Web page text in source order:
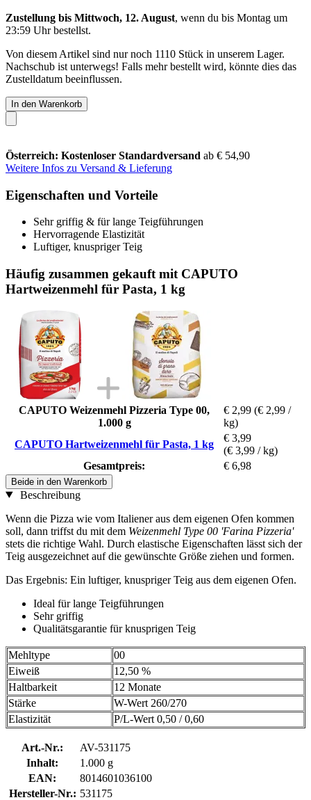
Zustellung bis Mittwoch, 12. August, wenn du bis Montag um
23:59 Uhrbestellst.
Von diesem Artikel sind nur noch 1110 Stück in unserem Lager.
Nachschub ist unterwegs! Falls mehr bestellt wird, könnte dies das
Zustelldatum beeinflussen.
In den Warenkorb
Österreich: Kostenloser Standardversand ab € 54,90
Weitere Infos zu Versand & Lieferung
Eigenschaften und Vorteile
Sehr griffig & für lange Teigführungen
Hervorragende Elastizität
Luftiger, knuspriger Teig
Häufig zusammen gekauft mit CAPUTO
Hartweizenmehl für Pasta, 1 kg
CAPUTO Weizenmehl Pizzeria Type 00,
1.000 g
€ 2,99 (€ 2,99 /
kg)
CAPUTO Hartweizenmehl für Pasta, 1 kg
€ 3,99
(€ 3,99 / kg)
Gesamtpreis:
€ 6,98
Beide in den Warenkorb
Beschreibung
Wenn die Pizza wie vom Italiener aus dem eigenen Ofen kommen
soll, dann triffst du mit dem Weizenmehl Type 00 'Farina Pizzeria'
stets die richtige Wahl. Durch elastische Eigenschaften lässt sich der
Teig ausgezeichnet auf die gewünschte Größe ziehen und formen.
Das Ergebnis: Ein luftiger, knuspriger Teig aus dem eigenen Ofen.
Ideal für lange Teigführungen
Sehr griffig
Qualitätsgarantie für knusprigen Teig
Mehltype
00
Eiweiß
12,50 %
Haltbarkeit
12 Monate
Stärke
W-Wert 260/270
Elastizität
P/L-Wert 0,50 / 0,60
Art.-Nr.:
AV-531175
Inhalt:
1.000 g
EAN:
8014601036100
Hersteller-Nr.: 531175